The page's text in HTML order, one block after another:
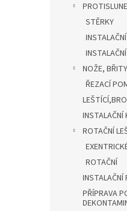
STĚRKY
NOŽE,
ŘEZACÍ
INSTALAČNÍ
ROTAČNÍ
ROTAČNÍ
INSTALAČNÍ
PŘÍPRAVA